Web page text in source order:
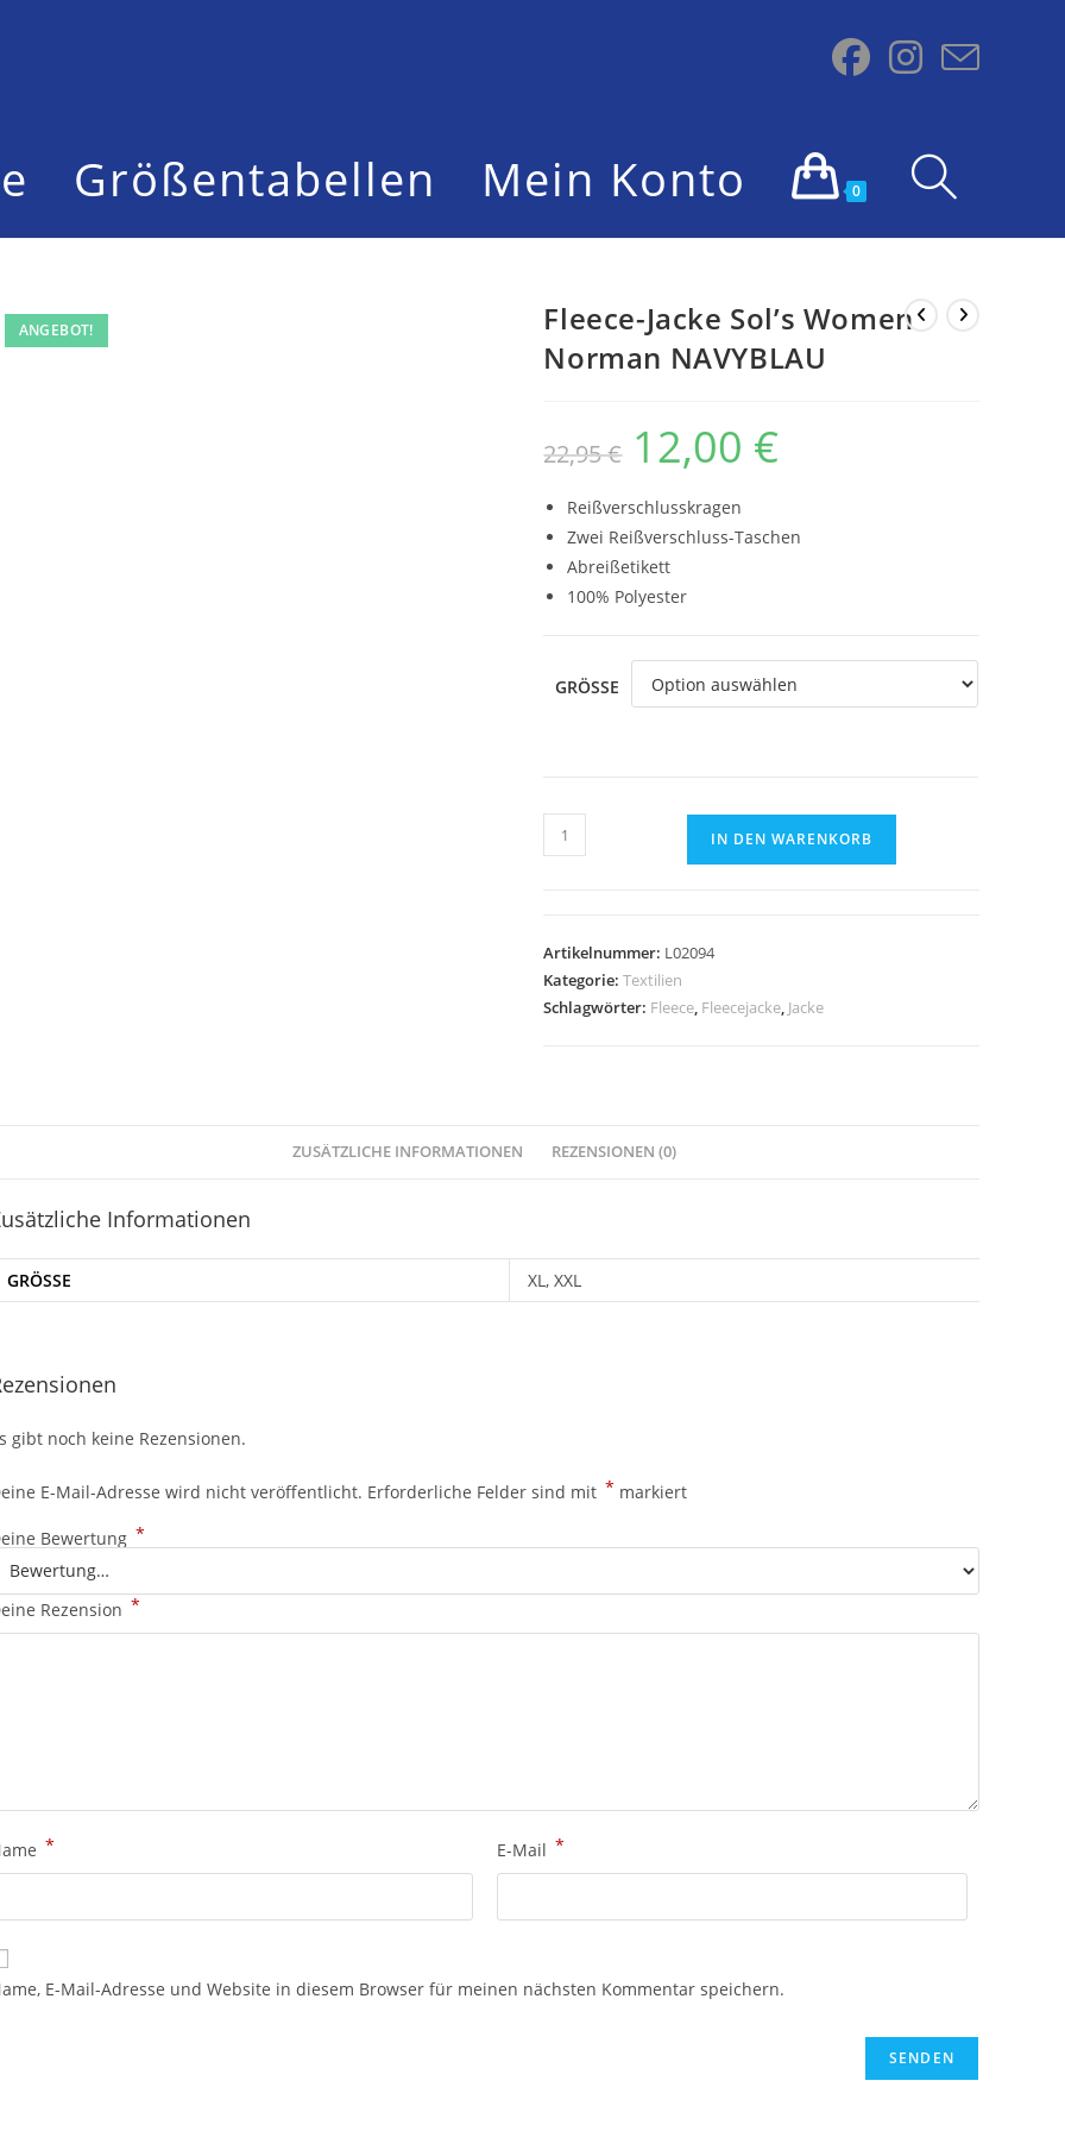
Größentabellen Mein Konto 0
Website-
ANGEBOT!
Fleece-Jacke Sol’s Women
Norman NAVYBLAU
22,95€
Ursprünglicher
Preis
war:
12,00 €
Reißverschlusskragen
Zwei Reißverschluss-Taschen
Abreißetikett
100% Polyester
GRÖSSE
Fleece-
Jacke
Norman
NAVYBLAU
Menge
IN DEN WARENKORB
Artikelnummer: L02094
Kategorie:Textilien
Schlagwörter: Fleece, Fleecejacke, Jacke
ZUSÄTZLICHE INFORMATIONEN REZENSIONEN (0)
Informationen
GRÖSSE XL, XXL
gibt noch keine Rezensionen.
E-Mail-Adresse wird nicht veröffentlicht. Erforderliche Felder sind mit * markiert
Bewertung *
Rezension *
* E-Mail *
E-Mail-Adresse und Website in diesem Browser für meinen nächsten Kommentar speichern.